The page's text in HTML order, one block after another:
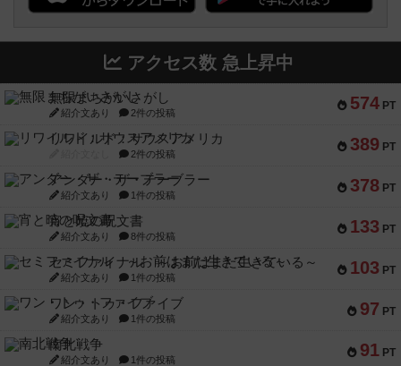
アクセス数 急上昇中
574 PT
無限まちがいさがし
紹介文あり 2件の投稿
389 PT
リワイルド：サウスアメリカ
2件の投稿
378 PT
アンダー・ザ・テーブラー
紹介文あり 1件の投稿
133 PT
宵と暁の呪文書
紹介文あり 8件の投稿
103 PT
セミファイナル ～お前はまだ生きている～
紹介文あり 1件の投稿
97 PT
ワン・トゥ・ファイブ
紹介文あり 1件の投稿
91 PT
南北戦争
紹介文あり 1件の投稿